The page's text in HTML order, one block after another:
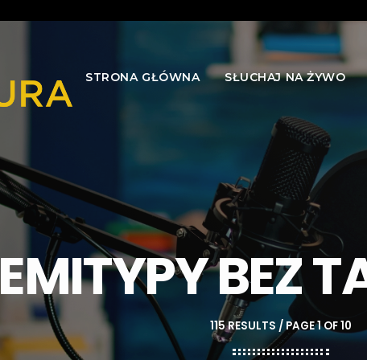
STRONA GŁÓWNA SŁUCHAJ NA ŻYWO
EMITYPY BEZ
115 RESULTS / PAGE 1 OF 10